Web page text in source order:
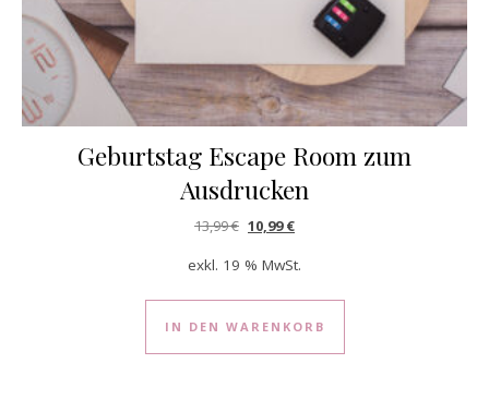
Geburtstag Escape Room zum
Ausdrucken
13,99€ Ursprünglicher Preis war: 13,99 €
10,99€Aktueller Preis ist: 10,99 €.
exkl. 19 % MwSt.
IN DEN WARENKORB